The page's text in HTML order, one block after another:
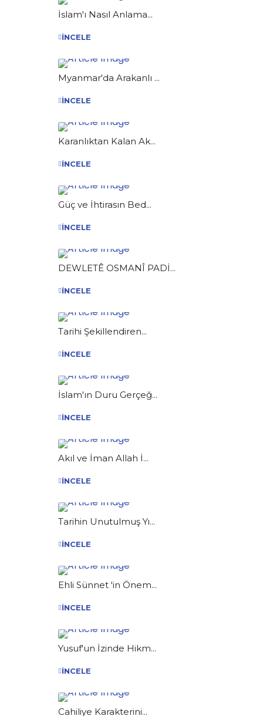
İslam'ı Nasıl Anlama...
İNCELE
Myanmar'da Arakanlı ...
İNCELE
Karanlıktan Kalan Ak...
İNCELE
Güç ve İhtirasın Bed...
İNCELE
DEWLETÊ OSMANÎ PADİ...
İNCELE
Tarihi Şekillendiren...
İNCELE
İslam'ın Duru Gerçeğ...
İNCELE
Akıl ve İman Allah İ...
İNCELE
Tarihin Unutulmuş Yı...
İNCELE
Ehli Sünnet 'in Önem...
İNCELE
Yusuf'un İzinde Hikm...
İNCELE
Cahiliye Karakterini...